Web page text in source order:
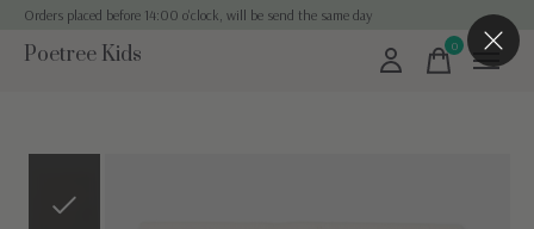
Orders placed before 14:00 o'clock, will be send the same day
Poetree Kids 0items